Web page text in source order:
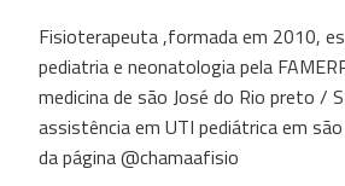
Fisioterapeuta ,formada em 2010,
pediatria e neonatologia pela
medicina de são José do Rio preto /
assistência em UTI pediátrica em
da página @chamaafisio